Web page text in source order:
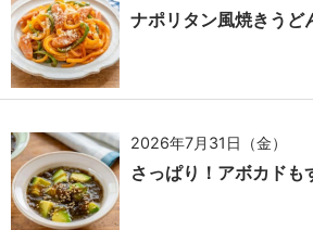
ナポリタン風焼きうど
2026年7月31日（金）
さっぱり！アボカドも